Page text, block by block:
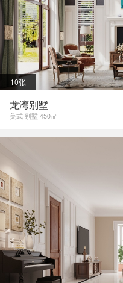
10张
龙湾别墅
美式 别墅 450㎡